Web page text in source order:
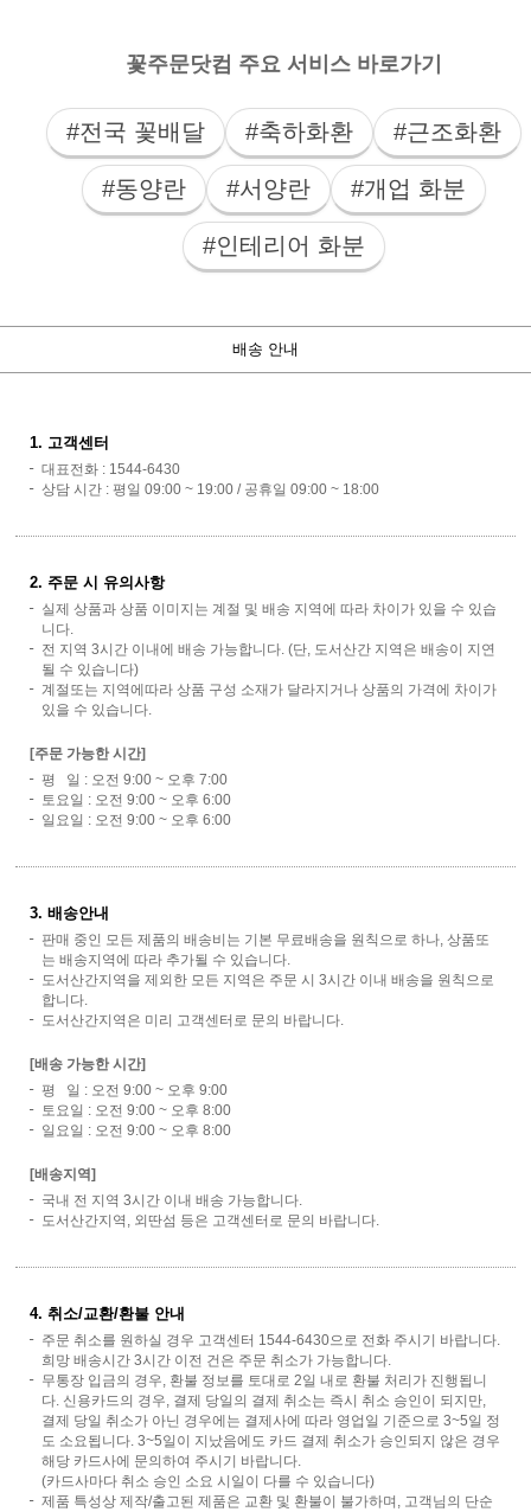
꽃주문닷컴 주요 서비스 바로가기
#전국 꽃배달 #축하화환 #근조화환
#동양란 #서양란 #개업 화분
#인테리어 화분
배송 안내
1. 고객센터
대표전화 : 1544-6430
상담 시간 : 평일 09:00 ~ 19:00 / 공휴일 09:00 ~ 18:00
2. 주문 시 유의사항
실제 상품과 상품 이미지는 계절 및 배송 지역에 따라 차이가 있을 수 있습
니다.
전 지역 3시간 이내에 배송 가능합니다. (단, 도서산간 지역은 배송이 지연
될 수 있습니다)
계절또는 지역에따라 상품 구성 소재가 달라지거나 상품의 가격에 차이가
있을 수 있습니다.
[주문 가능한 시간]
평 일 : 오전 9:00 ~ 오후 7:00
토요일 : 오전 9:00 ~ 오후 6:00
일요일 : 오전 9:00 ~ 오후 6:00
3. 배송안내
판매 중인 모든 제품의 배송비는 기본 무료배송을 원칙으로 하나, 상품또
는 배송지역에 따라 추가될 수 있습니다.
도서산간지역을 제외한 모든 지역은 주문 시 3시간 이내 배송을 원칙으로
합니다.
도서산간지역은 미리 고객센터로 문의 바랍니다.
[배송 가능한 시간]
평 일 : 오전 9:00 ~ 오후 9:00
토요일 : 오전 9:00 ~ 오후 8:00
일요일 : 오전 9:00 ~ 오후 8:00
[배송지역]
국내 전 지역 3시간 이내 배송 가능합니다.
도서산간지역, 외딴섬 등은 고객센터로 문의 바랍니다.
4. 취소/교환/환불 안내
주문 취소를 원하실 경우 고객센터 1544-6430으로 전화 주시기 바랍니다.
희망 배송시간 3시간 이전 건은 주문 취소가 가능합니다.
무통장 입금의 경우, 환불 정보를 토대로 2일 내로 환불 처리가 진행됩니
다. 신용카드의 경우, 결제 당일의 결제 취소는 즉시 취소 승인이 되지만,
결제 당일 취소가 아닌 경우에는 결제사에 따라 영업일 기준으로 3~5일 정
도 소요됩니다. 3~5일이 지났음에도 카드 결제 취소가 승인되지 않은 경우
해당 카드사에 문의하여 주시기 바랍니다.
(카드사마다 취소 승인 소요 시일이 다를 수 있습니다)
제품 특성상 제작/출고된 제품은 교환 및 환불이 불가하며, 고객님의 단순